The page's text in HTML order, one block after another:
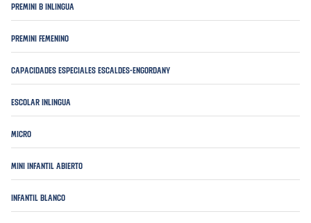
Premini B Inlingua
Premini Femenino
Capacidades Especiales Escaldes-Engordany
Escolar Inlingua
Micro
Mini infantil abierto
Infantil Blanco